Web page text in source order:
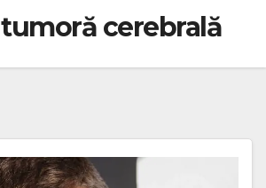
tumoră cerebrală